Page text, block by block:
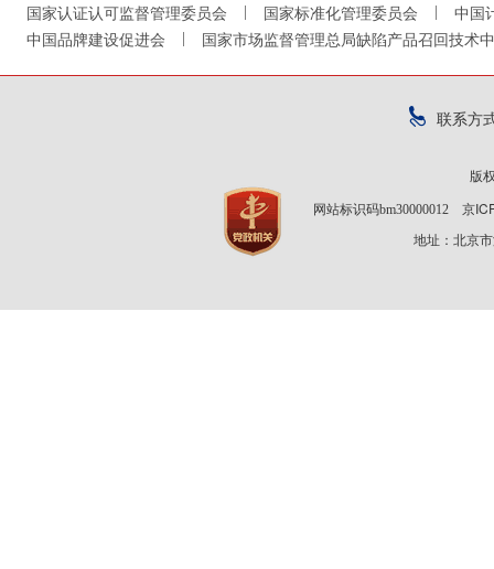
国家认证认可监督管理委员会 国家标准化管理委员会
中国
中国品牌建设促进会
国家市场监督管理总局缺陷产品召回技术
联系方
版
网站标识码bm30000012 京
地址：北京